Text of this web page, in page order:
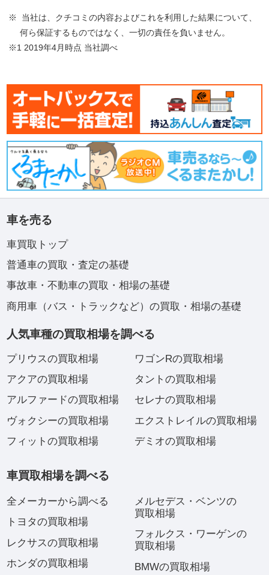
※ 当社は、クチコミの内容およびこれを利用した結果について、
何ら保証するものではなく、一切の責任を負いません。
※1 2019年4月時点 当社調べ
車を売る
車買取トップ
普通車の買取・査定の基礎
事故車・不動車の買取・相場の基礎
商用車（バス・トラックなど）の買取・相場の基礎
人気車種の買取相場を調べる
プリウスの買取相場
アクアの買取相場
アルファードの買取相場
ヴォクシーの買取相場
フィットの買取相場
ワゴンRの買取相場
タントの買取相場
セレナの買取相場
エクストレイルの買取相場
デミオの買取相場
車買取相場を調べる
全メーカーから調べる
トヨタの買取相場
レクサスの買取相場
ホンダの買取相場
メルセデス・ベンツの
買取相場
フォルクス・ワーゲンの
買取相場
BMWの買取相場